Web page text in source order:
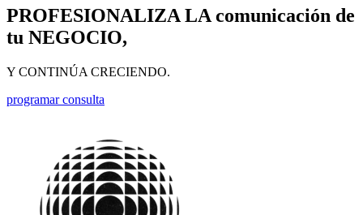
PROFESIONALIZA LA comunicación de
tu NEGOCIO,
Y CONTINÚA CRECIENDO.
programar consulta